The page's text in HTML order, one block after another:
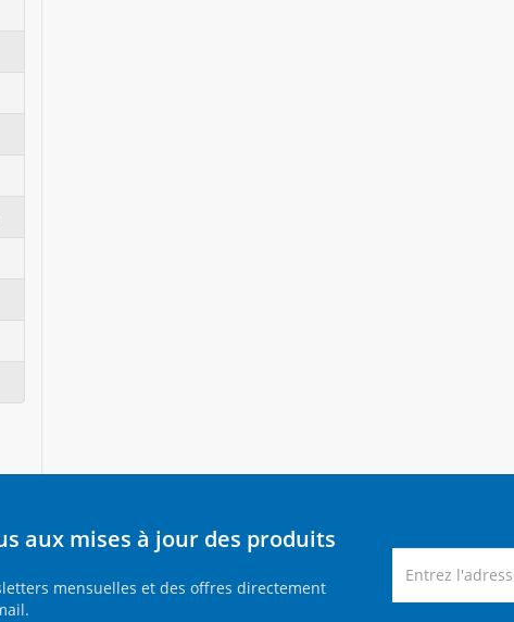
aux mises à jour des produits
mensuelles et des offres directement